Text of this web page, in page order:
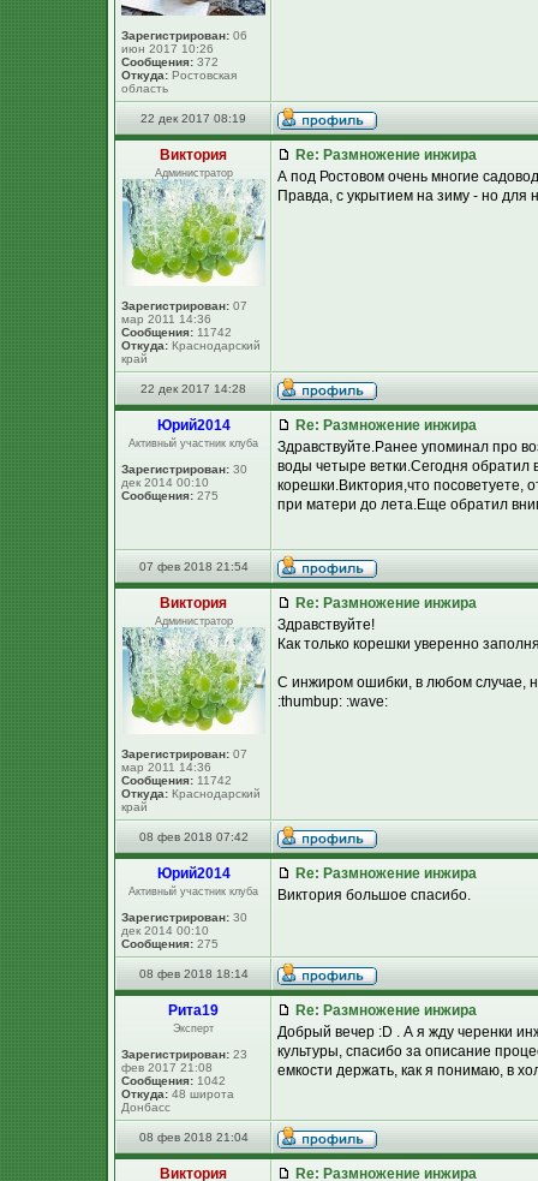
Зарегистрирован: 06
июн 2017 10:26
Сообщения: 372
Откуда: Ростовская
область
22 дек 2017 08:19
Виктория
Администратор
Зарегистрирован: 07
мар 2011 14:36
Сообщения: 11742
Откуда: Краснодарский
край
Re: Размножение инжира
А под Ростовом очень многие
Правда, с укрытием на зиму - но для
22 дек 2017 14:28
Юpий2014
Активный участник клуба
Зарегистрирован: 30
дек 2014 00:10
Сообщения: 275
Re: Размножение инжира
Здравствуйте.Ранее упоминал про
воды четыре ветки.Сегодня обратил
корешки.Виктория,что посоветуете,
при матери до лета.Еще обратил
07 фев 2018 21:54
Виктория
Администратор
Зарегистрирован: 07
мар 2011 14:36
Сообщения: 11742
Откуда: Краснодарский
край
Re: Размножение инжира
Здравствуйте!
Как только корешки уверенно
С инжиром ошибки, в любом случае,
:thumbup: :wave:
08 фев 2018 07:42
Юpий2014
Активный участник клуба
Зарегистрирован: 30
дек 2014 00:10
Сообщения: 275
Re: Размножение инжира
Виктория большое спасибо.
08 фев 2018 18:14
Рита19
Эксперт
Зарегистрирован: 23
фев 2017 21:08
Сообщения: 1042
Откуда: 48 широта
Донбасс
Re: Размножение инжира
Добрый вечер :D . А я жду черенки
культуры, спасибо за описание
емкости держать, как я понимаю, в
08 фев 2018 21:04
Виктория
Re: Размножение инжира